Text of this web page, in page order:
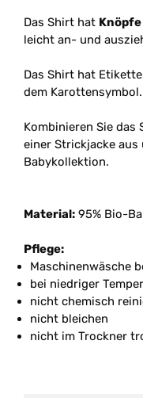
Das Shirt hat
leicht an- und
Das Shirt hat
dem Karottensymbol.
Kombinieren Sie das
einer Strickjacke aus
Babykollektion.
Material: 95% Bio-
Pflege:
Maschinenwäsche
bei niedriger
nicht chemisch
nicht bleichen
nicht im Trockner